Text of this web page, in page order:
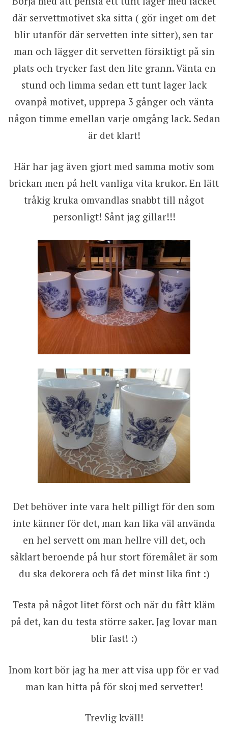
där servettmotivet ska sitta ( gör inget om det
blir utanför där servetten inte sitter), sen tar
man och lägger dit servetten försiktigt på sin
plats och trycker fast den lite grann. Vänta en
stund och limma sedan ett tunt lager lack
ovanpå motivet, upprepa 3 gånger och vänta
någon timme emellan varje omgång lack. Sedan
är det klart!
Här har jag även gjort med samma motiv som
brickan men på helt vanliga vita krukor. En lätt
tråkig kruka omvandlas snabbt till något
personligt! Sånt jag gillar!!!
Det behöver inte vara helt pilligt för den som
inte känner för det, man kan lika väl använda
en hel servett om man hellre vill det, och
såklart beroende på hur stort föremålet är som
du ska dekorera och få det minst lika fint :)
Testa på något litet först och när du fått kläm
på det, kan du testa större saker. Jag lovar man
blir fast! :)
Inom kort bör jag ha mer att visa upp för er vad
man kan hitta på för skoj med servetter!
Trevlig kväll!